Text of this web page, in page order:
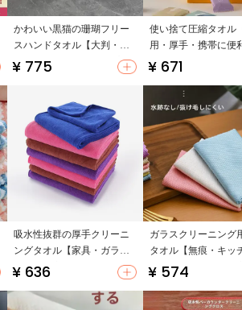
かわいい黒猫の珊瑚フリー
スハンドタオル【大判・超
吸水・掛けられるタイプ】
¥ 775
使い捨て圧縮タオル
用・厚手・携帯に便
¥ 671
吸水性抜群の厚手クリーニ
ングタオル【家具・ガラス
用・毛羽立ちなし】
¥ 636
ガラスクリーニング
タオル【無痕・キッ
用・水分吸収・毛羽
¥ 574